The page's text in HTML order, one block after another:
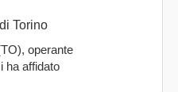
Torino
operante
ha affidato
interessata